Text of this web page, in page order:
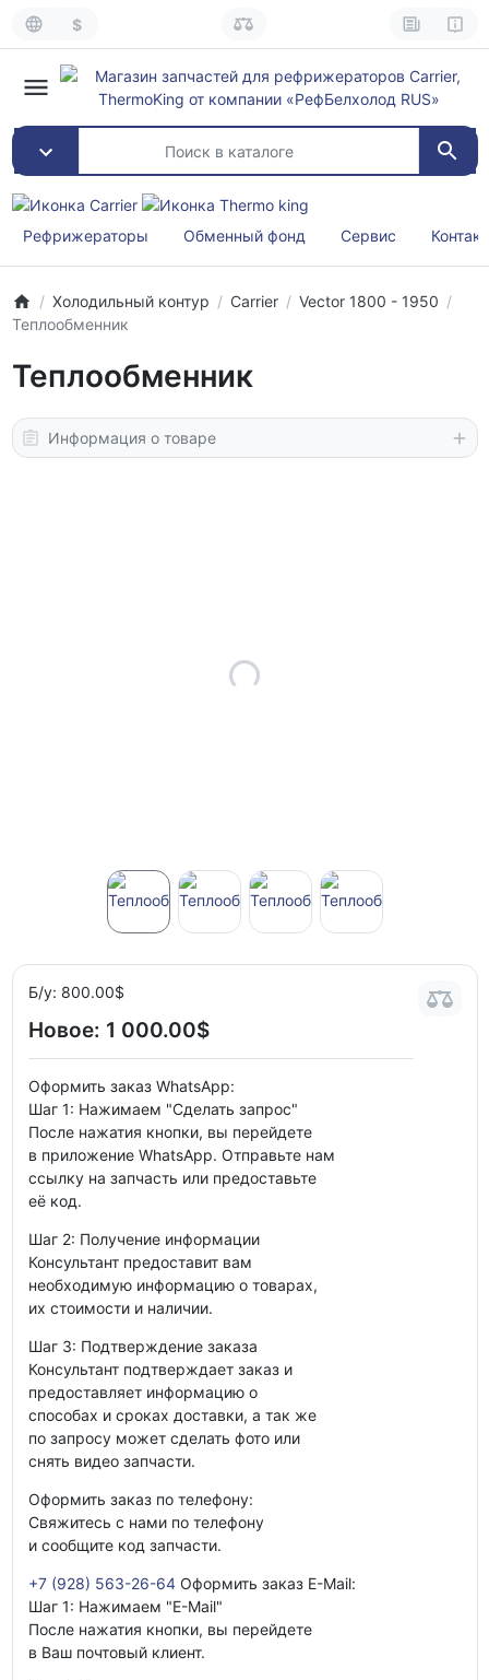
$
Рефрижераторы Обменный фонд Сервис
Холодильный контур Carrier
Vector 1800 - 1950
Теплообменник
Теплообменник
Информация о товаре
Б/у: 800.00$
Новое: 1 000.00$
Оформить заказ WhatsApp:
Шаг 1: Нажимаем "Сделать запрос"
После нажатия кнопки, вы перейдете
в приложение WhatsApp. Отправьте нам
ссылку на запчасть или предоставьте
её код.
Шаг 2: Получение информации
Консультант предоставит вам
необходимую информацию о товарах,
их стоимости и наличии.
Шаг 3: Подтверждение заказа
Консультант подтверждает заказ и
предоставляет информацию о
способах и сроках доставки, а так же
по запросу может сделать фото или
снять видео запчасти.
Оформить заказ по телефону:
Свяжитесь с нами по телефону
и сообщите код запчасти.
+7 (928) 563-26-64 Оформить заказ E-Mail:
Шаг 1: Нажимаем "E-Mail"
После нажатия кнопки, вы перейдете
в Ваш почтовый клиент.